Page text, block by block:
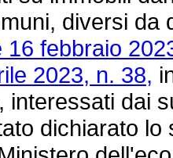
diversi da
16 febbraio
2023, n. 38,
interessati dai
dichiarato